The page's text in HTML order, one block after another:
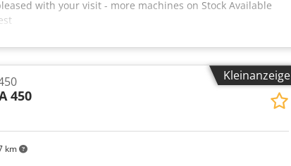
with your visit - more machines on Stock Available
Kleinanzeige
km
450